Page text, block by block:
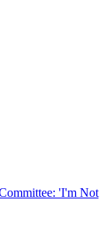
'I'm Not